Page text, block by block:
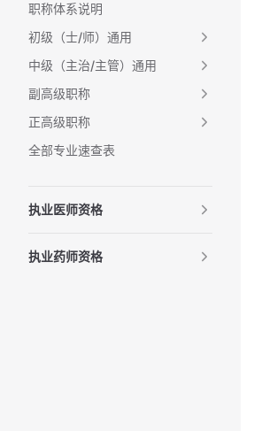
职称体系说明
初级（士/师）通用
中级（主治/主管）通用
副高级职称
正高级职称
全部专业速查表
执业医师资格
执业药师资格